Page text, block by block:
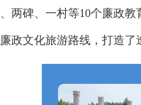
两碑、一村等10个廉政教
政文化旅游路线，打造了